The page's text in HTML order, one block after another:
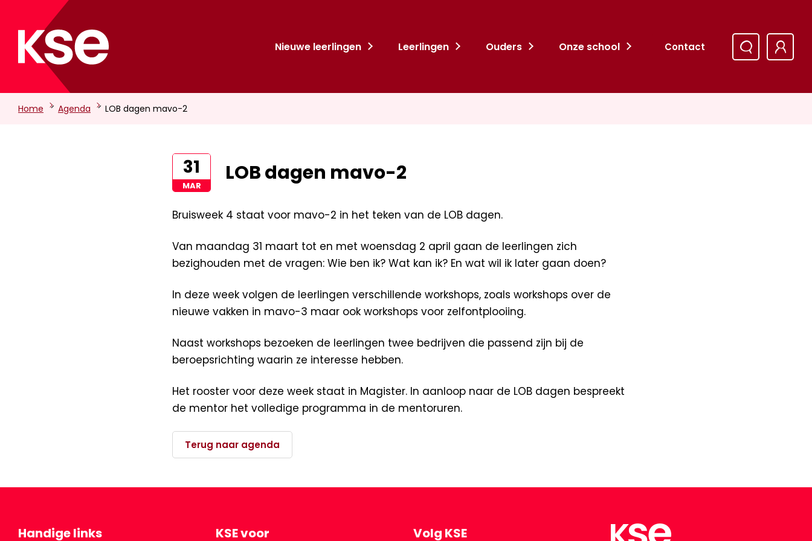
Nieuwe leerlingen Leerlingen Ouders Onze school Contact
Home -Agenda -LOB dagen mavo-2
31
MAR
LOB dagen mavo-2
Bruisweek 4 staat voor mavo-2 in het teken van de LOB dagen.
Van maandag 31 maart tot en met woensdag 2 april gaan de leerlingen zich
bezighouden met de vragen: Wie ben ik? Wat kan ik? En wat wil ik later gaan doen?
In deze week volgen de leerlingen verschillende workshops, zoals workshops over de
nieuwe vakken in mavo-3 maar ook workshops voor zelfontplooiing.
Naast workshops bezoeken de leerlingen twee bedrijven die passend zijn bij de
beroepsrichting waarin ze interesse hebben.
Het rooster voor deze week staat in Magister. In aanloop naar de LOB dagen bespreekt
de mentor het volledige programma in de mentoruren.
Terug naar agenda
Handige links KSE voor Volg KSE